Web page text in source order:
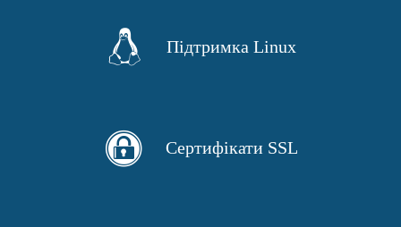
Підтримка Linux
Сертифікати SSL